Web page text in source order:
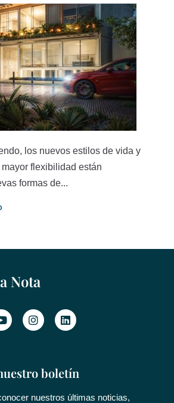
los nuevos estilos de vida y
mayor flexibilidad están
formas de...
Nota
boletín
nuestros últimas noticias,